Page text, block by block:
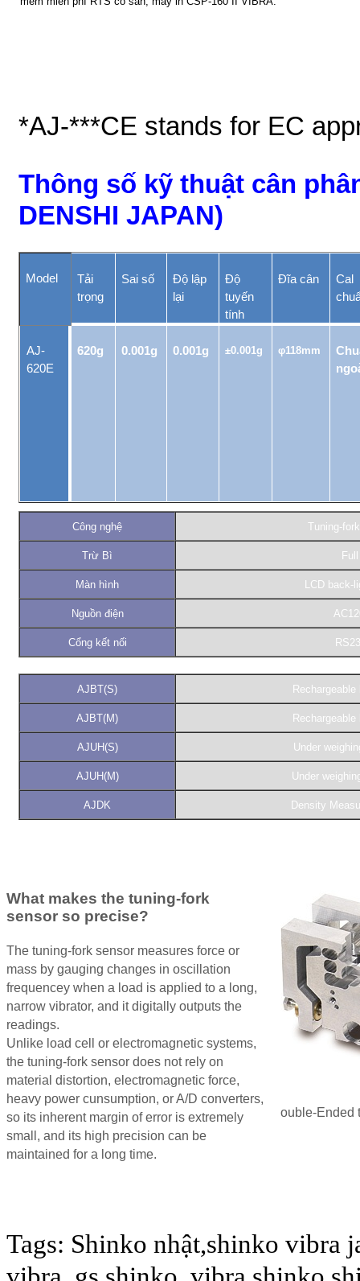
*AJ-***CE stands for EC
Thông số kỹ thuật cân
DENSHI JAPAN)
Model
Tải
trọng
Sai số
Độ lập
lại
Độ
tuyến
tính
Đĩa cân
Cal
AJ-
620E
620g 0.001g 0.001g ±0.001g φ118mm
Công nghệ Tuning-
Trừ Bì
Màn hình LCD back-
Nguồn điện
Cổng kết nối
AJBT(S)
AJBT(M)
AJUH(S) Under
AJUH(M) Under
AJDK Density
What makes the tuning-fork
sensor so precise?
The tuning-fork sensor measures force or
mass by gauging changes in oscillation
frequencey when a load is applied to a long,
narrow vibrator, and it digitally outputs the
readings.
Unlike load cell or electromagnetic systems,
the tuning-fork sensor does not rely on
material distortion, electromagnetic force,
heavy power cunsumption, or A/D converters,
so its inherent margin of error is extremely
small, and its high precision can be
maintained for a long time.
ouble-Ended
Tags: Shinko nhật,shinko vibra